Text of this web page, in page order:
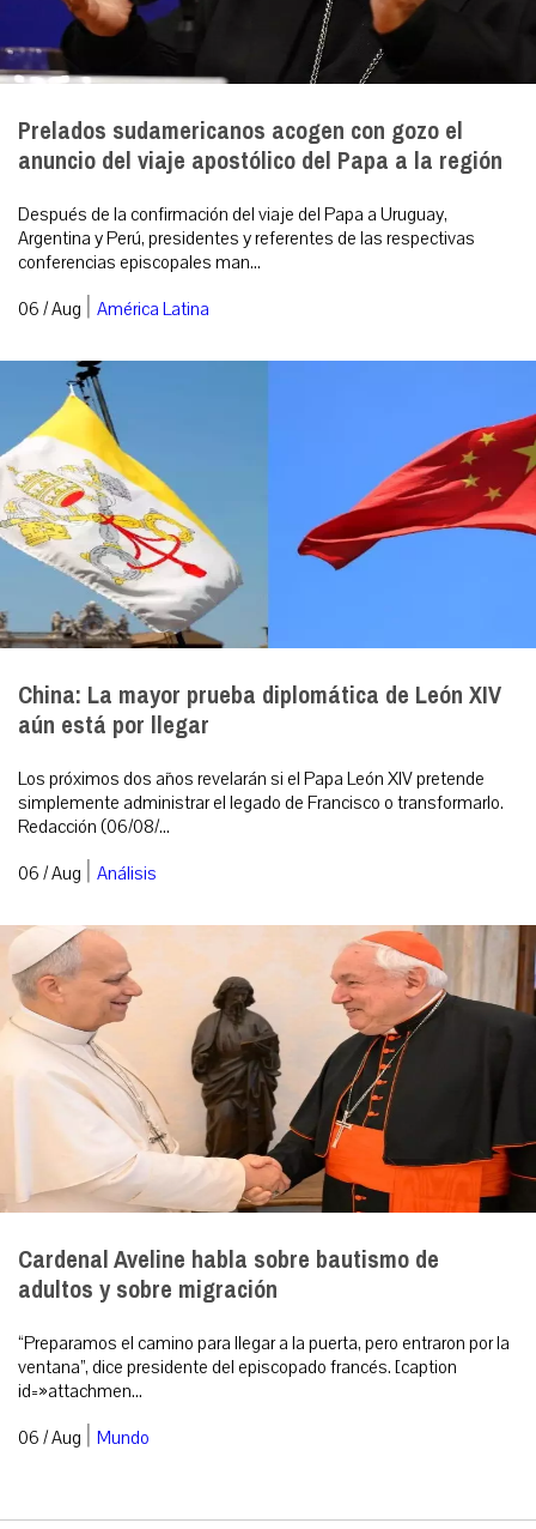
Prelados sudamericanos acogen con gozo el
anuncio del viaje apostólico del Papa a la región
Después de la confirmación del viaje del Papa a Uruguay,
Argentina y Perú, presidentes y referentes de las respectivas
conferencias episcopales man...
06 / Aug | América Latina
China: La mayor prueba diplomática de León XIV
aún está por llegar
Los próximos dos años revelarán si el Papa León XIV pretende
simplemente administrar el legado de Francisco o transformarlo.
Redacción (06/08/...
06 / Aug | Análisis
Cardenal Aveline habla sobre bautismo de
adultos y sobre migración
“Preparamos el camino para llegar a la puerta, pero entraron por la
ventana”, dice presidente del episcopado francés. [caption
id=»attachmen...
06 / Aug | Mundo